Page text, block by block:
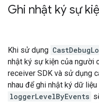
Ghi nhật ký sự
Khi sử dụng
nhật ký sự kiện của người
receiver SDK và sử dụng
nhau để ghi nhật ký dữ
loggerLevelByEvents